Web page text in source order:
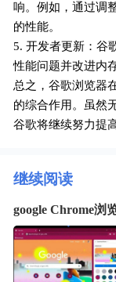
响。例如，通过调
的性能。
5. 开发者更新：谷
性能问题并改进内
总之，谷歌浏览器
的综合作用。虽然
谷歌将继续努力提
继续阅读
google Chrome浏